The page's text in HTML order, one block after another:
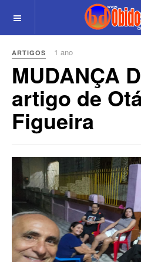
ARTIGOS 1 ano
MUDANÇA
artigo de
Figueira